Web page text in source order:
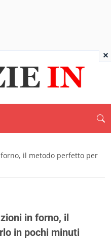
il metodo perfetto per
in forno, il
in pochi minuti
×